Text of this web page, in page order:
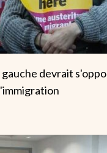
gauche devrait